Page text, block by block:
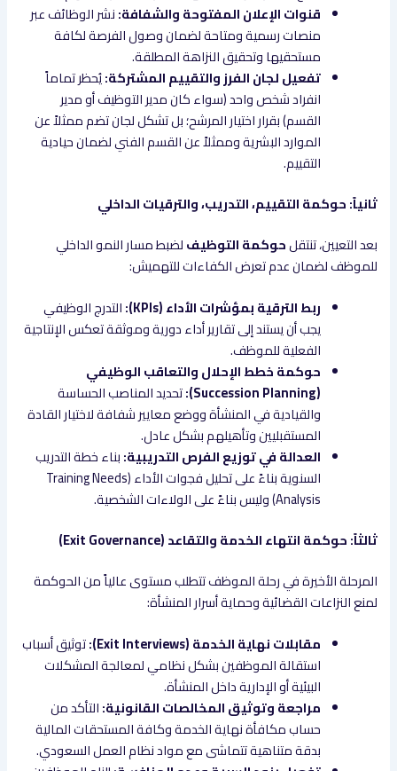
قنوات الإعلان المفتوحة والشفافة:نشر الوظائف عبر
منصات رسمية ومتاحة لضمان وصول الفرصة لكافة
مستحقيها وتحقيق النزاهة المطلقة.
تفعيل لجان الفرز والتقييم المشتركة:يُحظر تماماً
انفراد شخص واحد (سواء كان مدير التوظيف أو مدير
القسم) بقرار اختيار المرشح؛ بل تشكل لجان تضم ممثلاً عن
الموارد البشرية وممثلاً عن القسم الفني لضمان حيادية
التقييم.
ثانياً: حوكمة التقييم، التدريب، والترقيات الداخلي
بعد التعيين، تنتقلحوكمة التوظيفلضبط مسار النمو الداخلي
للموظف لضمان عدم تعرض الكفاءات للتهميش:
ربط الترقية بمؤشرات الأداء (KPIs):
التدرج الوظيفي
يجب أن يستند إلى تقارير أداء دورية وموثقة تعكس الإنتاجية
الفعلية للموظف.
حوكمة خطط الإحلال والتعاقب الوظيفي
(Succession Planning):
تحديد المناصب الحساسة
والقيادية في المنشأة ووضع معايير شفافة لاختيار القادة
المستقبليين وتأهيلهم بشكل عادل.
العدالة في توزيع الفرص التدريبية:بناء خطة التدريب
السنوية بناءً على تحليل فجوات الأداء (Training Needs
Analysis) وليس بناءً على الولاءات الشخصية.
ثالثاً: حوكمة انتهاء الخدمة والتقاعد (Exit Governance)
المرحلة الأخيرة في رحلة الموظف تتطلب مستوى عالياً من الحوكمة
لمنع النزاعات القضائية وحماية أسرار المنشأة:
مقابلات نهاية الخدمة (Exit Interviews):
توثيق أسباب
استقالة الموظفين بشكل نظامي لمعالجة المشكلات
البيئية أو الإدارية داخل المنشأة.
مراجعة وتوثيق المخالصات القانونية:التأكد من
حساب مكافأة نهاية الخدمة وكافة المستحقات المالية
بدقة متناهية تتماشى مع مواد نظام العمل السعودي.